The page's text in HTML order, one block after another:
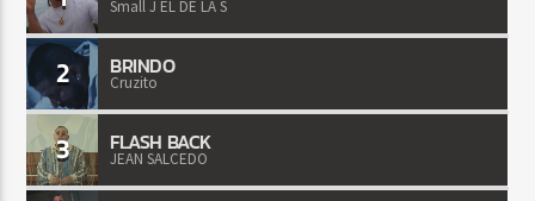
Small J EL DE LA S
2 BRINDO
Cruzito
3 FLASH BACK
JEAN SALCEDO